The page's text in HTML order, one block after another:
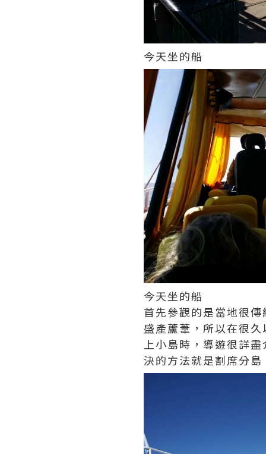
今天坐的船
今天坐的船
首先參觀的是當地很
盛產蘆葦，所以在很
上小島時，導遊很詳
決的方法就是割席分